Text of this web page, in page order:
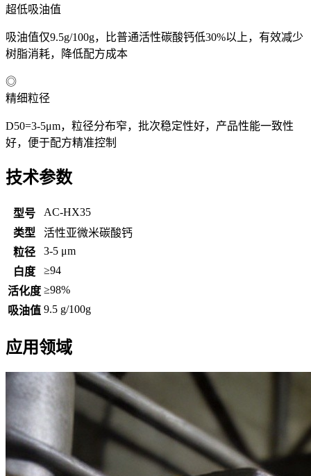
超低吸油值
吸油值仅9.5g/100g，比普通活性碳酸钙低30%以上，有效减少
树脂消耗，降低配方成本
◎
精细粒径
D50=3-5μm，粒径分布窄，批次稳定性好，产品性能一致性
好，便于配方精准控制
技术参数
型号
AC-HX35
类型
活性亚微米碳酸钙
粒径
3-5 μm
白度
≥94
活化度 ≥98%
吸油值 9.5 g/100g
应用领域